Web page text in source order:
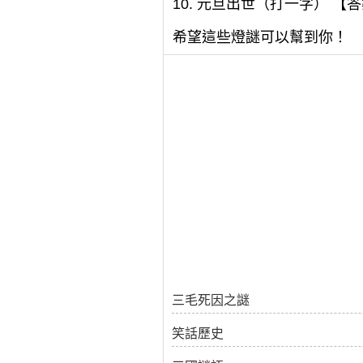
10. 元旦出世（打一字） 【
希望這些燈謎可以幫到你！
三毛死因之謎
笑話歷史